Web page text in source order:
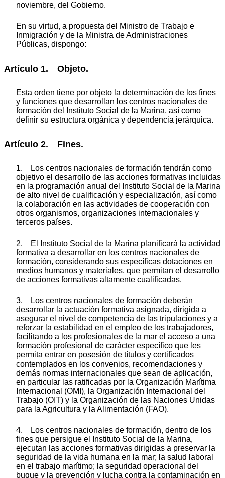
noviembre, del Gobierno.
En su virtud, a propuesta del Ministro de Trabajo e
Inmigración y de la Ministra de Administraciones
Públicas, dispongo:
Artículo 1. Objeto.
Esta orden tiene por objeto la determinación de los fines
y funciones que desarrollan los centros nacionales de
formación del Instituto Social de la Marina, así como
definir su estructura orgánica y dependencia jerárquica.
Artículo 2. Fines.
1. Los centros nacionales de formación tendrán como
objetivo el desarrollo de las acciones formativas incluidas
en la programación anual del Instituto Social de la Marina
de alto nivel de cualificación y especialización, así como
la colaboración en las actividades de cooperación con
otros organismos, organizaciones internacionales y
terceros países.
2. El Instituto Social de la Marina planificará la actividad
formativa a desarrollar en los centros nacionales de
formación, considerando sus específicas dotaciones en
medios humanos y materiales, que permitan el desarrollo
de acciones formativas altamente cualificadas.
3. Los centros nacionales de formación deberán
desarrollar la actuación formativa asignada, dirigida a
asegurar el nivel de competencia de las tripulaciones y a
reforzar la estabilidad en el empleo de los trabajadores,
facilitando a los profesionales de la mar el acceso a una
formación profesional de carácter específico que les
permita entrar en posesión de títulos y certificados
contemplados en los convenios, recomendaciones y
demás normas internacionales que sean de aplicación,
en particular las ratificadas por la Organización Marítima
Internacional (OMI), la Organización Internacional del
Trabajo (OIT) y la Organización de las Naciones Unidas
para la Agricultura y la Alimentación (FAO).
4. Los centros nacionales de formación, dentro de los
fines que persigue el Instituto Social de la Marina,
ejecutan las acciones formativas dirigidas a preservar la
seguridad de la vida humana en la mar; la salud laboral
en el trabajo marítimo; la seguridad operacional del
buque y la prevención y lucha contra la contaminación en